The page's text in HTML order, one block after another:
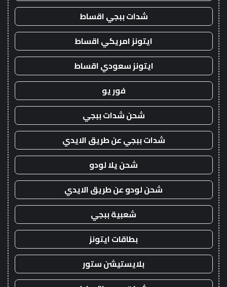
شدات ببجي اقساط
ايتونز امريكي اقساط
ايتونز سعودي اقساط
فور يو
شحن شدات ببجي
شدات ببجي عن طريق الايدي
شحن يلا لودو
شحن لودو عن طريق الايدي
شعبية ببجي
بطاقات ايتونز
بلايستيشن ستور